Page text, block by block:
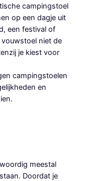
campingstoel
op een dagje uit
een festival of
vouwstoel niet de
je kiest voor
campingstoelen
en
meestal
Doordat je